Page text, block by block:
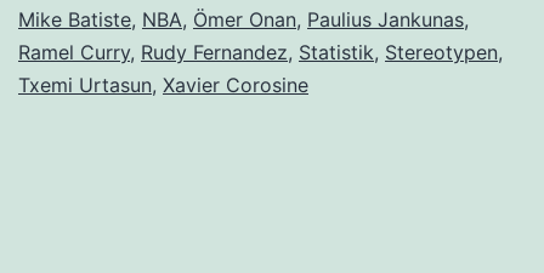
Mike Batiste, NBA, Ömer Onan, Paulius Jankunas,
Ramel Curry, Rudy Fernandez, Statistik, Stereotypen,
Txemi Urtasun, Xavier Corosine